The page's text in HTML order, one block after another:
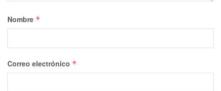
Nombre *
Correo electrónico *